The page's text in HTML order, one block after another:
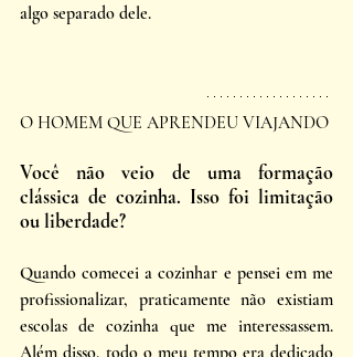
algo separado dele.
O HOMEM QUE APRENDEU VIAJANDO
Você não veio de uma formação
clássica de cozinha. Isso foi limitação
ou liberdade?
Quando comecei a cozinhar e pensei em me
profissionalizar, praticamente não existiam
escolas de cozinha que me interessassem.